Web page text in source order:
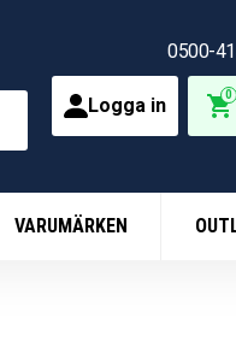
0500-
Logga in 0
VARUMÄRKEN